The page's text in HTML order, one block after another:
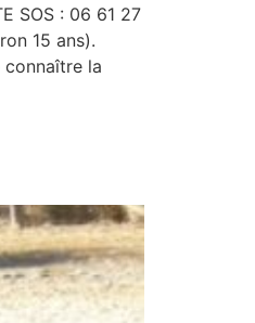
SOS : 06 61 27
15 ans).
la